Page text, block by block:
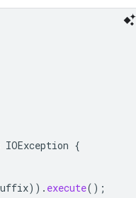
IOException {
)). execute();